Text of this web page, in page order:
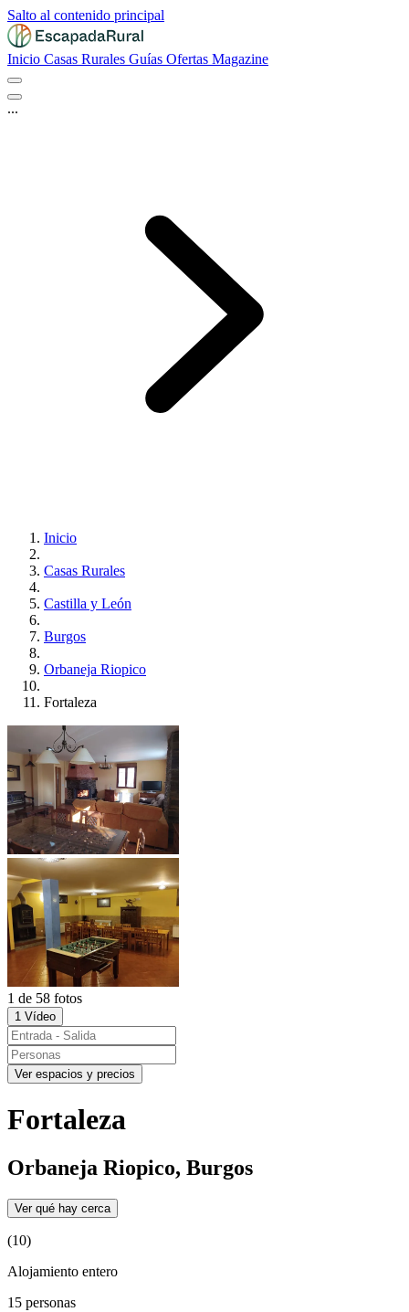
Salto al contenido principal
Inicio Casas Rurales Guías Ofertas Magazine
...
Inicio
Casas Rurales
Castilla y León
Burgos
Orbaneja Riopico
Fortaleza
1 de 58 fotos
1 Vídeo
Ver espacios y precios
Fortaleza
Orbaneja Riopico, Burgos
Ver qué hay cerca
(10)
Alojamiento entero
15 personas